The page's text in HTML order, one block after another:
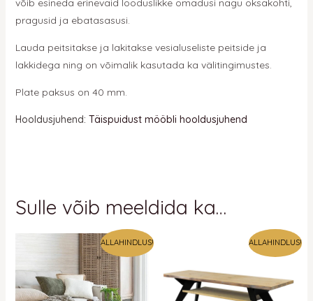
võib esineda erinevaid looduslikke omadusi nagu oksakohti,
pragusid ja ebatasasusi.
Lauda peitsitakse ja lakitakse vesialuseliste peitside ja
lakkidega ning on võimalik kasutada ka välitingimustes.
Plate paksus on 40 mm.
Hooldusjuhend: Täispuidust mööbli hooldusjuhend
Sulle võib meeldida ka…
ALLAHINDLUS! ALLAHINDLUS!